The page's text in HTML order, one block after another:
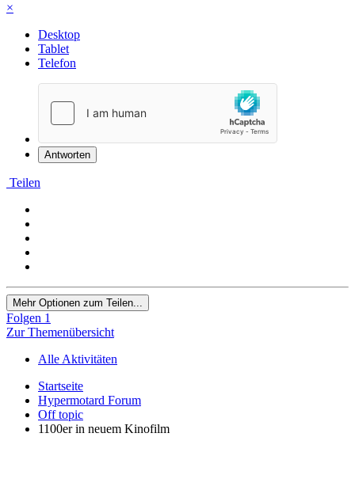
×
Desktop
Tablet
Telefon
Antworten
Teilen
Mehr Optionen zum Teilen...
Folgen 1
Zur Themenübersicht
Alle Aktivitäten
Startseite
Hypermotard Forum
Off topic
1100er in neuem Kinofilm